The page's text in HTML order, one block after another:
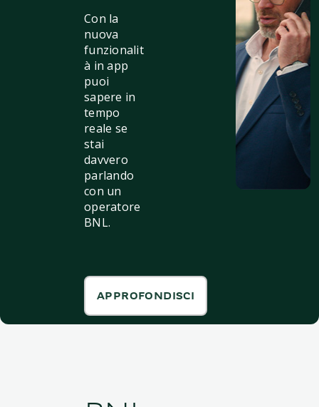
Con la
nuova
funzionalit
à in app
puoi
sapere in
tempo
reale se
stai
davvero
parlando
con un
operatore
BNL.
APPROFONDISCI